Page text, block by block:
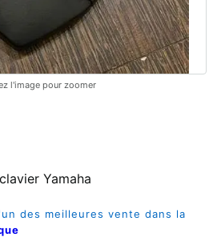
l'image pour zoomer
Yamaha
des meilleures vente dans la